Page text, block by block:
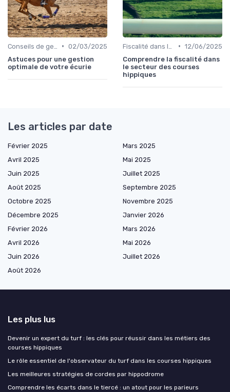
• 02/03/2025
Astuces pour une gestion
optimale de votre écurie
• 12/06/2025
Comprendre la fiscalité dans
le secteur des courses
hippiques
Les articles par date
Février 2025
Mars 2025
Avril 2025
Mai 2025
Juin 2025
Juillet 2025
Août 2025
Septembre 2025
Octobre 2025
Novembre 2025
Décembre 2025
Janvier 2026
Février 2026
Mars 2026
Avril 2026
Mai 2026
Juin 2026
Juillet 2026
Août 2026
Les plus lus
Devenir un expert du turf : les clés pour réussir dans les métiers des
courses hippiques
Le rôle essentiel de l'observateur du turf dans les courses hippiques
Les meilleures stratégies de cordes par hippodrome
Comprendre les écarts dans le tiercé : un atout pour les parieurs